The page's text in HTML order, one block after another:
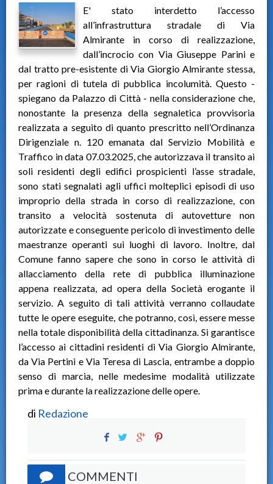
E' stato interdetto l’accesso
all’infrastruttura stradale di Via
Almirante in corso di realizzazione,
dall’incrocio con Via Giuseppe Parini e
dal tratto pre-esistente di Via Giorgio Almirante stessa,
per ragioni di tutela di pubblica incolumità. Questo -
spiegano da Palazzo di Città - nella considerazione che,
nonostante la presenza della segnaletica provvisoria
realizzata a seguito di quanto prescritto nell’Ordinanza
Dirigenziale n. 120 emanata dal Servizio Mobilità e
Traffico in data 07.03.2025, che autorizzava il transito ai
soli residenti degli edifici prospicienti l’asse stradale,
sono stati segnalati agli uffici molteplici episodi di uso
improprio della strada in corso di realizzazione, con
transito a velocità sostenuta di autovetture non
autorizzate e conseguente pericolo di investimento delle
maestranze operanti sui luoghi di lavoro. Inoltre, dal
Comune fanno sapere che sono in corso le attività di
allacciamento della rete di pubblica illuminazione
appena realizzata, ad opera della Società erogante il
servizio. A seguito di tali attività verranno collaudate
tutte le opere eseguite, che potranno, così, essere messe
nella totale disponibilità della cittadinanza. Si garantisce
l’accesso ai cittadini residenti di Via Giorgio Almirante,
da Via Pertini e Via Teresa di Lascia, entrambe a doppio
senso di marcia, nelle medesime modalità utilizzate
prima e durante la realizzazione delle opere.
di Redazione
COMMENTI